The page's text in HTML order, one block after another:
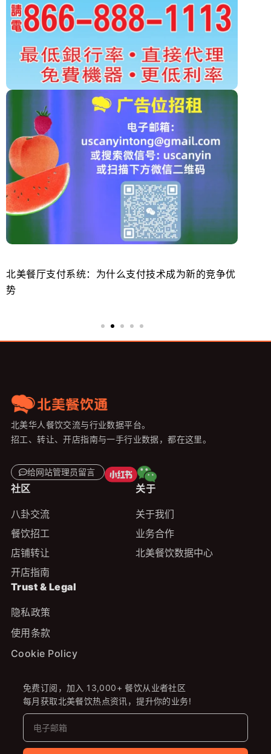
北美餐厅支付系统：为什么支付技术成为新的竞争优
势
北美华人餐饮交流与行业数据平台。
招工、转让、开店指南与一手行业数据，都在这里。
给网站管理员留言
社区
八卦交流
餐饮招工
店铺转让
开店指南
关于
关于我们
业务合作
北美餐饮数据中心
Trust & Legal
隐私政策
使用条款
Cookie Policy
免费订阅，加入 13,000+ 餐饮从业者社区
每月获取北美餐饮热点资讯，提升你的业务!